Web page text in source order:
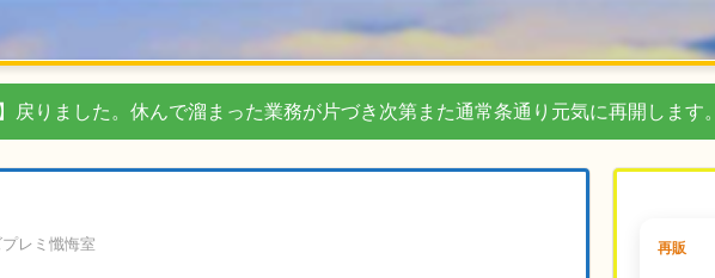
戻りました。休んで溜まった業務が片づき次第また通常条通り元気に再開します。
レミ懺悔室 再販